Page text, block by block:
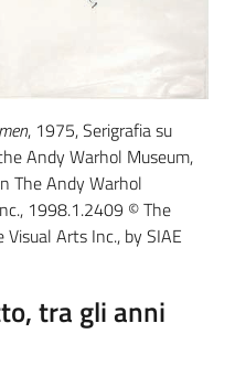
, 1975, Serigrafia su
Andy Warhol Museum,
The Andy Warhol
1998.1.2409 © The
Arts Inc., by SIAE
tra gli anni